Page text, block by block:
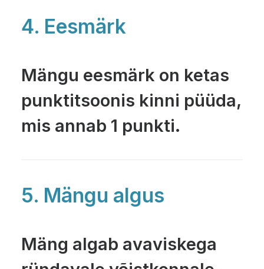
4. Eesmärk
Mängu eesmärk on ketas
punktitsoonis kinni püüda,
mis annab 1 punkti.
5. Mängu algus
Mäng algab avaviskega